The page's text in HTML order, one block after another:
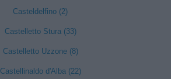
Casteldelfino (2)
Castelletto Stura (33)
Castelletto Uzzone (8)
Castellinaldo d'Alba (22)